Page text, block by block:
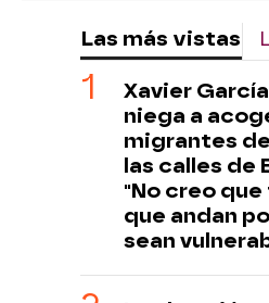
Las más vistas
Xavier
niega a
migrantes
las calles de
"No creo
que andan
sean